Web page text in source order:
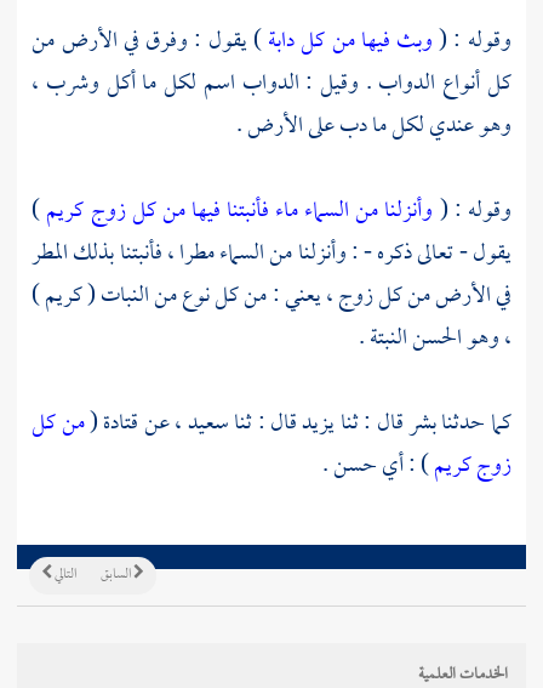
وقوله : (وبث فيها من كل دابة) يقول : وفرق في الأرض من
كل أنواع الدواب . وقيل : الدواب اسم لكل ما أكل وشرب ،
وهو عندي لكل ما دب على الأرض .
وقوله : (وأنزلنا من السماء ماء فأنبتنا فيها من كل زوج كريم)
يقول - تعالى ذكره - : وأنزلنا من السماء مطرا ، فأنبتنا بذلك المطر
في الأرض من كل زوج ، يعني : من كل نوع من النبات ( كريم )
، وهو الحسن النبتة .
كما حدثنابشرقال : ثنايزيدقال : ثناسعيد ،عنقتادة(من كل
زوج كريم) : أي حسن .
التالي السابق
الخدمات العلمية